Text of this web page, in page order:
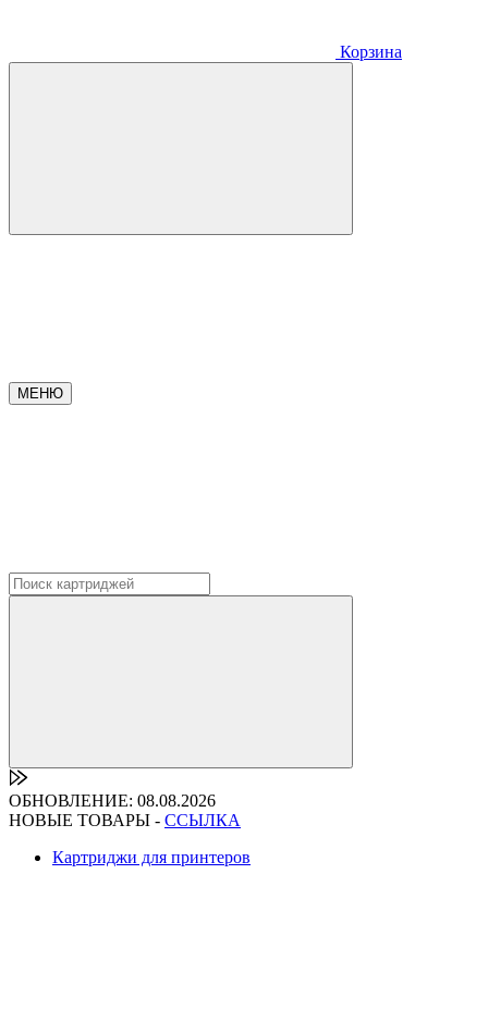
Корзина
МЕНЮ
ОБНОВЛЕНИЕ: 08.08.2026
НОВЫЕ ТОВАРЫ - ССЫЛКА
Картриджи для принтеров